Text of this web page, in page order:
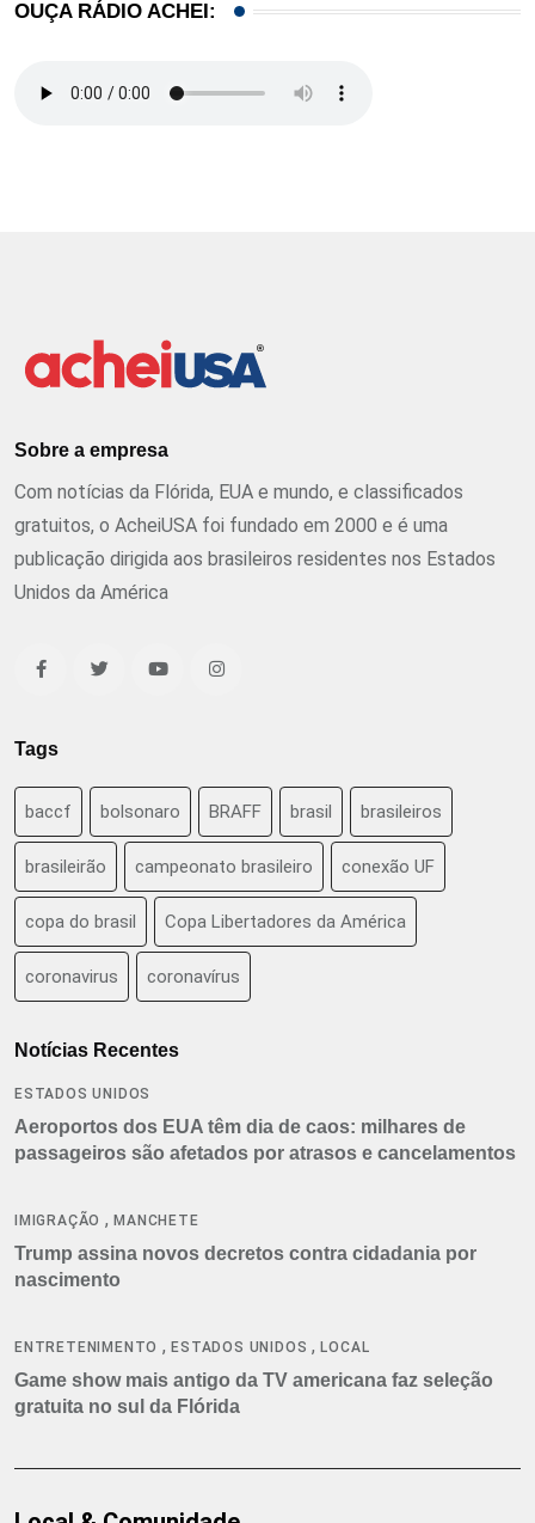
OUÇA RÁDIO ACHEI:
Sobre a empresa
Com notícias da Flórida, EUA e mundo, e classificados
gratuitos, o AcheiUSA foi fundado em 2000 e é uma
publicação dirigida aos brasileiros residentes nos Estados
Unidos da América
Tags
baccf bolsonaro BRAFF brasil brasileiros
brasileirão campeonato brasileiro conexão UF
copa do brasil Copa Libertadores da América
coronavirus coronavírus
Notícias Recentes
ESTADOS UNIDOS
Aeroportos dos EUA têm dia de caos: milhares de
passageiros são afetados por atrasos e cancelamentos
IMIGRAÇÃO ,MANCHETE
Trump assina novos decretos contra cidadania por
nascimento
ENTRETENIMENTO ,ESTADOS UNIDOS ,LOCAL
Game show mais antigo da TV americana faz seleção
gratuita no sul da Flórida